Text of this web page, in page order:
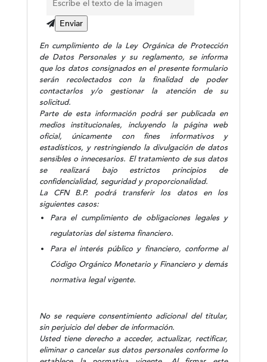
En cumplimiento de la Ley Orgánica de Protección
de Datos Personales y su reglamento, se informa
que los datos consignados en el presente formulario
serán recolectados con la finalidad de poder
contactarlos y/o gestionar la atención de su
solicitud.
Parte de esta información podrá ser publicada en
medios institucionales, incluyendo la página web
oficial, únicamente con fines informativos y
estadísticos, y restringiendo la divulgación de datos
sensibles o innecesarios. El tratamiento de sus datos
se realizará bajo estrictos principios de
confidencialidad, seguridad y proporcionalidad.
La CFN B.P. podrá transferir los datos en los
siguientes casos:
Para el cumplimiento de obligaciones legales y
regulatorias del sistema financiero.
Para el interés público y financiero, conforme al
Código Orgánico Monetario y Financiero y demás
normativa legal vigente.
No se requiere consentimiento adicional del titular,
sin perjuicio del deber de información.
Usted tiene derecho a acceder, actualizar, rectificar,
eliminar o cancelar sus datos personales conforme lo